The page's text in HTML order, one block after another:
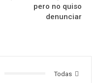
pero no quiso
denunciar
Todas